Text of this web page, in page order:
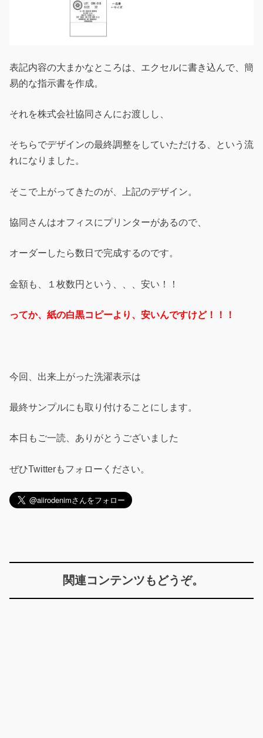
表記内容の大まかなところは、エクセルに書き込んで、簡
易的な指示書を作成。
それを株式会社協同さんにお渡しし、
そちらでデザインの最終調整をしていただける、という流
れになりました。
そこで上がってきたのが、上記のデザイン。
協同さんはオフィスにプリンターがあるので、
オーダーしたら数日で完成するのです。
金額も、１枚数円という、、、安い！！
ってか、紙の白黒コピーより、安いんですけど！！！
今回、出来上がった洗濯表示は
最終サンプルにも取り付けることにします。
本日もご一読、ありがとうございました
ぜひTwitterもフォローください。
関連コンテンツもどうぞ。